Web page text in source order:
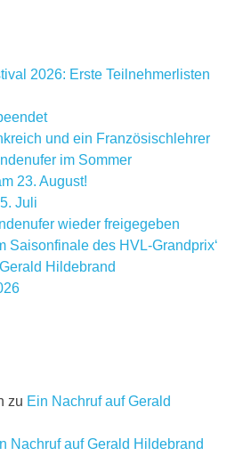
2026: Erste Teilnehmerlisten
und ein Französischlehrer
im Sommer
23. August!
Juli
wieder freigegeben
Saisonfinale des HVL-Grandprix‘
Hildebrand
zu Ein Nachruf auf Gerald
Nachruf auf Gerald Hildebrand